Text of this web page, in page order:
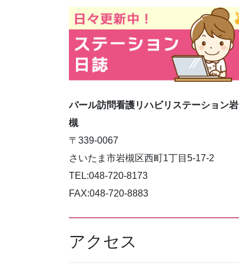
パール訪問看護リハビリステーション岩
槻
〒339-0067
さいたま市岩槻区西町1丁目5-17-2
TEL:048-720-8173
FAX:048-720-8883
アクセス